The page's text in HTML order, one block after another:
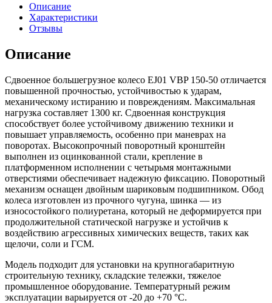
Описание
Характеристики
Отзывы
Описание
Сдвоенное большегрузное колесо EJ01 VBP 150-50 отличается
повышенной прочностью, устойчивостью к ударам,
механическому истиранию и повреждениям. Максимальная
нагрузка составляет 1300 кг. Сдвоенная конструкция
способствует более устойчивому движению техники и
повышает управляемость, особенно при маневрах на
поворотах. Высокопрочный поворотный кронштейн
выполнен из оцинкованной стали, крепление в
платформенном исполнении с четырьмя монтажными
отверстиями обеспечивает надежную фиксацию. Поворотный
механизм оснащен двойным шариковым подшипником. Обод
колеса изготовлен из прочного чугуна, шинка — из
износостойкого полиуретана, который не деформируется при
продолжительной статической нагрузке и устойчив к
воздействию агрессивных химических веществ, таких как
щелочи, соли и ГСМ.
Модель подходит для установки на крупногабаритную
строительную технику, складские тележки, тяжелое
промышленное оборудование. Температурный режим
эксплуатации варьируется от -20 до +70 °С.